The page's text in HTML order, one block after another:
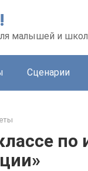
малышей и
Сценарии